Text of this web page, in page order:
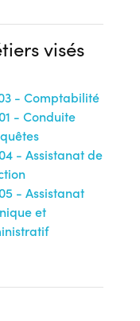
visés
- Comptabilité
- Conduite
- Assistanat de
- Assistanat
et